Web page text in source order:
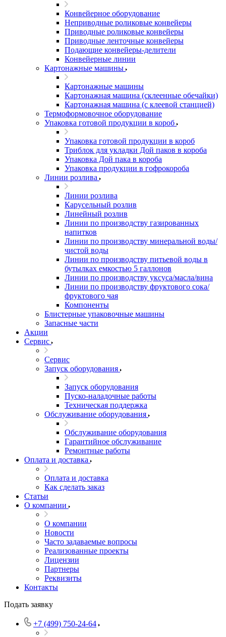
Конвейерное оборудование
Неприводные роликовые конвейеры
Приводные роликовые конвейеры
Приводные ленточные конвейеры
Подающие конвейеры-делители
Конвейерные линии
Картонажные машины
Картонажные машины
Картонажная машина (склеенные обечайки)
Картонажная машина (с клеевой станцией)
Термоформовочное оборудование
Упаковка готовой продукции в короб
Упаковка готовой продукции в короб
Триблок для укладки Дой паков в короба
Упаковка Дой пака в короба
Упаковка продукции в гофрокороба
Линии розлива
Линии розлива
Карусельный розлив
Линейный розлив
Линии по производству газированных
напитков
Линии по производству минеральной воды/
чистой воды
Линии по производству питьевой воды в
бутылках емкостью 5 галлонов
Линии по производству уксуса/масла/вина
Линии по производству фруктового сока/
фруктового чая
Компоненты
Блистерные упаковочные машины
Запасные части
Акции
Сервис
Сервис
Запуск оборудования
Запуск оборудования
Пуско-наладочные работы
Техническая поддержка
Обслуживание оборудования
Обслуживание оборудования
Гарантийное обслуживание
Ремонтные работы
Оплата и доставка
Оплата и доставка
Как сделать заказ
Статьи
О компании
О компании
Новости
Часто задаваемые вопросы
Реализованные проекты
Лицензии
Партнеры
Реквизиты
Контакты
Подать заявку
+7 (499) 750-24-64